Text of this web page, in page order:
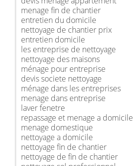
menage fin de chantier
entretien du domicile
nettoyage de chantier prix
entretien domicile
les entreprise de nettoyage
nettoyage des maisons
ménage pour entreprise
devis societe nettoyage
ménage dans les entreprises
menage dans entreprise
laver fenetre
repassage et menage a domicile
menage domestique
nettoyage a domicile
nettoyage fin de chantier
nettoyage de fin de chantier